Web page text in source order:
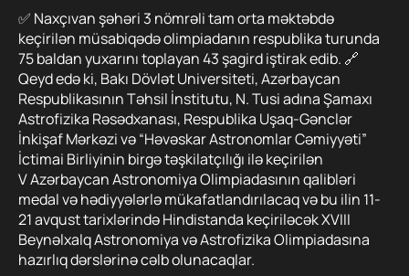
✅ ️Naxçıvan şəhəri 3 nömrəli tam orta məktəbdə
keçirilən müsabiqədə olimpiadanın respublika turunda
75 baldan yuxarını toplayan 43 şagird iştirak edib. 🔗
Qeyd edə ki, Bakı Dövlət Universiteti, Azərbaycan
Respublikasının Təhsil İnstitutu, N. Tusi adına Şamaxı
Astrofizika Rəsədxanası, Respublika Uşaq-Gənclər
İnkişaf Mərkəzi və “Həvəskar Astronomlar Cəmiyyəti”
İctimai Birliyinin birgə təşkilatçılığı ilə keçirilən
V Azərbaycan Astronomiya Olimpiadasının qalibləri
medal və hədiyyələrlə mükafatlandırılacaq və bu ilin 11-
21 avqust tarixlərində Hindistanda keçiriləcək XVIII
Beynəlxalq Astronomiya və Astrofizika Olimpiadasına
hazırlıq dərslərinə cəlb olunacaqlar.